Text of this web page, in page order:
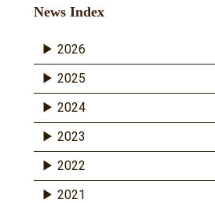
News Index
2026
2025
2024
2023
2022
2021